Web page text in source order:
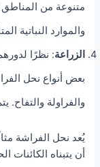
متنوعة من المناطق
والموارد النباتية
الزراعة: نظرًا
بعض أنواع نحل
والفراولة والتفاح.
يُعد نحل الفراشة
أن يتبناه الكائنات